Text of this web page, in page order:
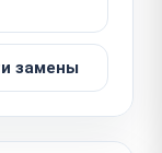
замены